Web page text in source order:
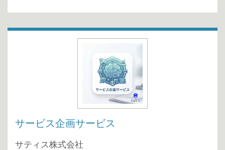
サービス企画サービス
サティス株式会社